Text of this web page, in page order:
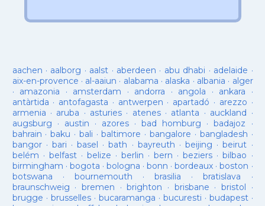
aachen · aalborg · aalst · aberdeen · abu dhabi · adelaide ·
aix-en-provence · al-aaiun · alabama · alaska · albania · alger
· amazonia · amsterdam · andorra · angola · ankara ·
antàrtida · antofagasta · antwerpen · apartadó · arezzo ·
armenia · aruba · asturies· atenes· atlanta · auckland ·
augsburg · austin · azores·bad homburg ·badajoz ·
bahrain ·baku · bali ·baltimore ·bangalore · bangladesh ·
bangor· bari ·basel ·bath · bayreuth ·beijing ·beirut ·
belém · belfast· belize · berlin ·bern ·beziers ·bilbao ·
birmingham · bogota · bologna ·bonn ·bordeaux ·boston ·
botswana · bournemouth ·brasilia ·bratislava ·
braunschweig · bremen ·brighton · brisbane · bristol ·
brugge · brusselles· bucaramanga · bucuresti · budapest·